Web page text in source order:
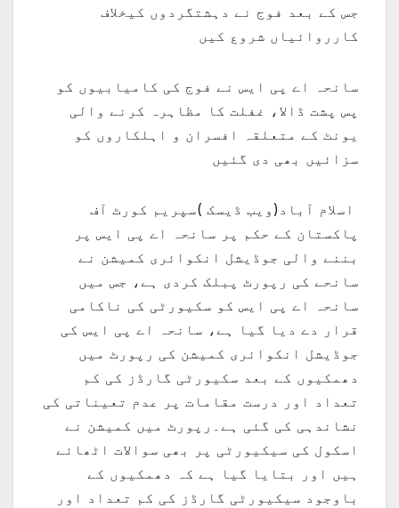
جس کے بعد فوج نے دہشتگردوں کیخلاف
کارروائیاں شروع کیں
سانحہ اے پی ایس نے فوج کی کامیابیوں کو
پس پشت ڈالا، غفلت کا مظاہرہ کرنے والی
یونٹ کے متعلقہ افسران و اہلکاروں کو
سزائیں بھی دی گئیں
اسلام آباد(ویب ڈیسک )سپریم کورٹ آف
پاکستان کے حکم پر سانحہ اے پی ایس پر
بننے والی جوڈیشل انکوائری کمیشن نے
سانحے کی رپورٹ پبلک کردی ہے، جس میں
سانحہ اے پی ایس کو سکیورٹی کی ناکامی
قرار دے دیا گیا ہے، سانحہ اے پی ایس کی
جوڈیشل انکوائری کمیشن کی رپورٹ میں
دھمکیوں کے بعد سکیورٹی گارڈز کی کم
تعداد اور درست مقامات پر عدم تعیناتی کی
نشاندہی کی گئی ہے۔رپورٹ میں کمیشن نے
اسکول کی سیکیورٹی پر بھی سوالات اٹھائے
ہیں اور بتایا گیا ہے کہ دھمکیوں کے
باوجود سیکیورٹی گارڈز کی کم تعداد اور